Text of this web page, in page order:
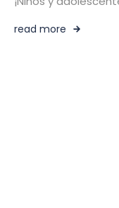
read more